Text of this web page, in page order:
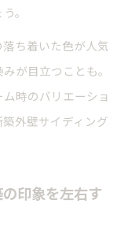
。
ち着いた色が人気
が目立つことも。
時のバリエーショ
外壁サイディング
印象を左右す